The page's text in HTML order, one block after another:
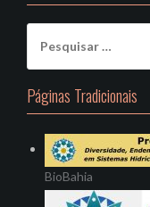
por:
Páginas Tradicionais
BioBahia